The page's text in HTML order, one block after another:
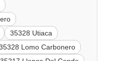
35328 Utiaca
Lomo Carbonero